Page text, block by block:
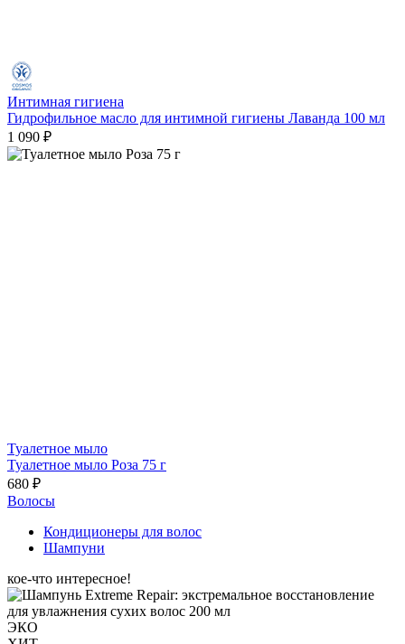
Интимная гигиена
Гидрофильное масло для интимной гигиены Лаванда 100 мл
1 090 ₽
Туалетное мыло
Туалетное мыло Роза 75 г
680 ₽
Волосы
Кондиционеры для волос
Шампуни
кое-что интересное!
ЭКО